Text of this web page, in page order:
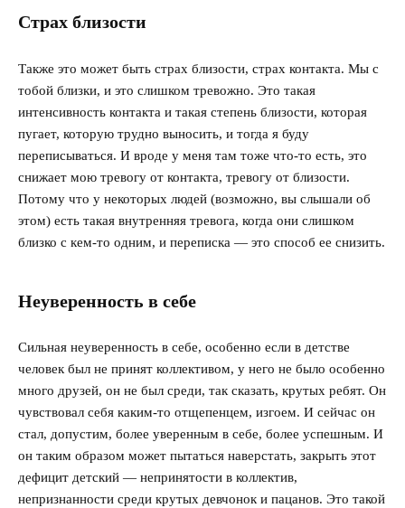
Страх близости
Также это может быть страх близости, страх контакта. Мы с
тобой близки, и это слишком тревожно. Это такая
интенсивность контакта и такая степень близости, которая
пугает, которую трудно выносить, и тогда я буду
переписываться. И вроде у меня там тоже что-то есть, это
снижает мою тревогу от контакта, тревогу от близости.
Потому что у некоторых людей (возможно, вы слышали об
этом) есть такая внутренняя тревога, когда они слишком
близко с кем-то одним, и переписка — это способ ее снизить.
Неуверенность в себе
Сильная неуверенность в себе, особенно если в детстве
человек был не принят коллективом, у него не было особенно
много друзей, он не был среди, так сказать, крутых ребят. Он
чувствовал себя каким-то отщепенцем, изгоем. И сейчас он
стал, допустим, более уверенным в себе, более успешным. И
он таким образом может пытаться наверстать, закрыть этот
дефицит детский — непринятости в коллектив,
непризнанности среди крутых девчонок и пацанов. Это такой